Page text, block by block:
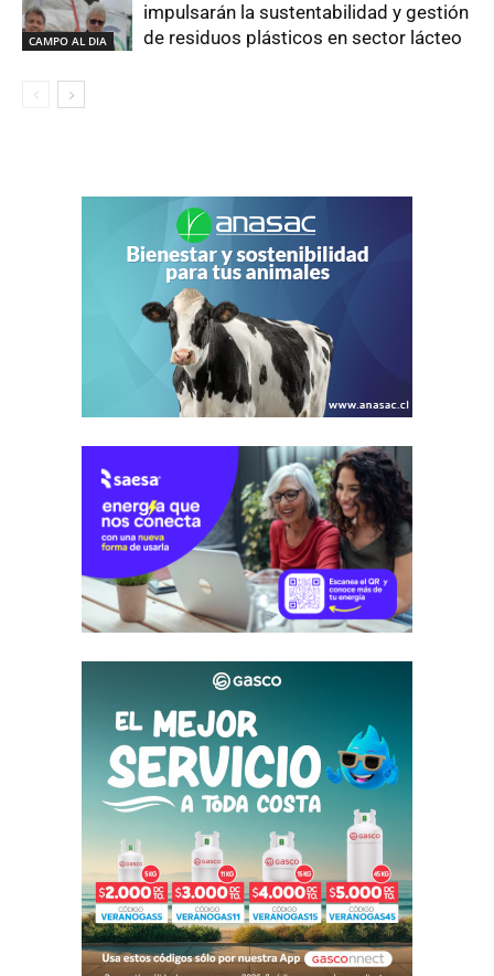
CAMPO AL DIA
impulsarán la sustentabilidad y gestión
de residuos plásticos en sector lácteo